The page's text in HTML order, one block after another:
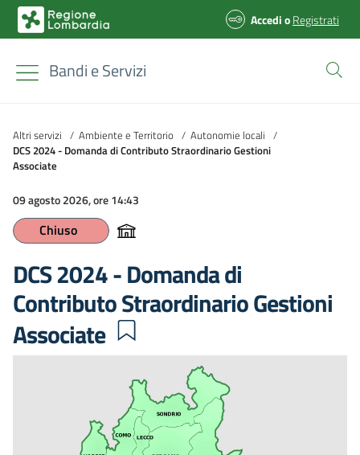
AccedioRegistrati
Bandi e Servizi
Altri servizi / Ambiente e Territorio / Autonomie locali /
DCS 2024 - Domanda di Contributo Straordinario Gestioni
Associate
09 agosto 2026, ore 14:43
Chiuso
DCS 2024 - Domanda di
Contributo Straordinario Gestioni
Associate